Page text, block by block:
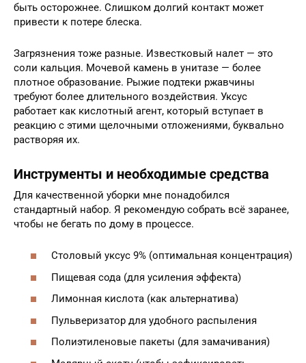
быть осторожнее. Слишком долгий контакт может
привести к потере блеска.
Загрязнения тоже разные. Известковый налет — это
соли кальция. Мочевой камень в унитазе — более
плотное образование. Рыжие подтеки ржавчины
требуют более длительного воздействия. Уксус
работает как кислотный агент, который вступает в
реакцию с этими щелочными отложениями, буквально
растворяя их.
Инструменты и необходимые средства
Для качественной уборки мне понадобился
стандартный набор. Я рекомендую собрать всё заранее,
чтобы не бегать по дому в процессе.
Столовый уксус 9% (оптимальная концентрация)
Пищевая сода (для усиления эффекта)
Лимонная кислота (как альтернатива)
Пульверизатор для удобного распыления
Полиэтиленовые пакеты (для замачивания)